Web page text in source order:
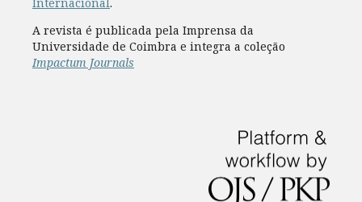
A revista é publicada pela Imprensa da
Universidade de Coimbra e integra a coleção
Impactum Journals